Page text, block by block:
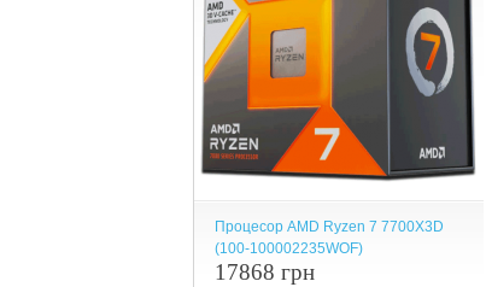
Процесор AMD Ryzen 7 7700X3D
(100-100002235WOF)
17868 грн